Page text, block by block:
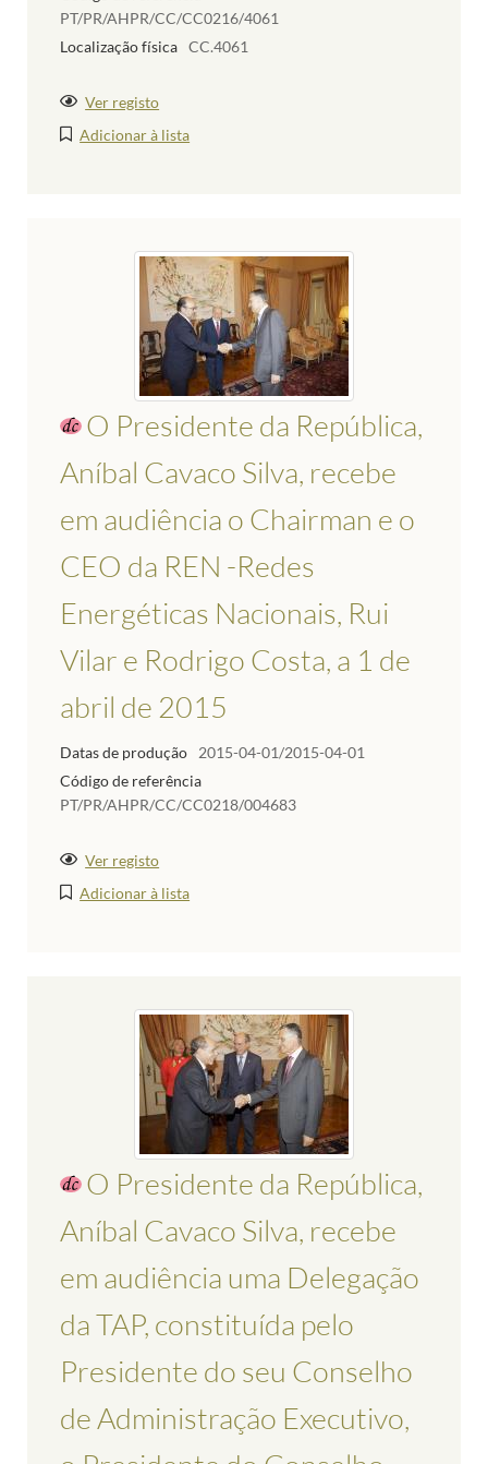
PT/PR/AHPR/CC/CC0216/4061
Localização física CC.4061
Ver registo
Adicionar à lista
O Presidente da República,
Aníbal Cavaco Silva, recebe
em audiência o Chairman e o
CEO da REN -Redes
Energéticas Nacionais, Rui
Vilar e Rodrigo Costa, a 1 de
abril de 2015
Datas de produção
2015-04-01/2015-04-01
Código de referência
PT/PR/AHPR/CC/CC0218/004683
Ver registo
Adicionar à lista
O Presidente da República,
Aníbal Cavaco Silva, recebe
em audiência uma Delegação
da TAP, constituída pelo
Presidente do seu Conselho
de Administração Executivo,